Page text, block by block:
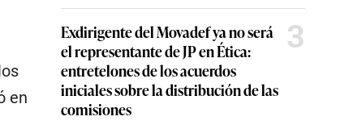
en
Exdirigente del Movadef ya no será
el representante de JP en Ética:
entretelones de los acuerdos
iniciales sobre la distribución de las
comisiones
3